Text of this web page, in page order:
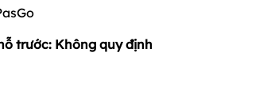
trước: Không quy định